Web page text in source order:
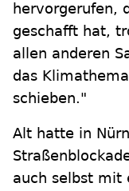
hervorgerufen,
geschafft hat,
allen anderen
das
schieben."
Alt hatte in
auch selbst mit